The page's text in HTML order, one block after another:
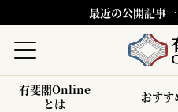
最近の公開記事
有斐閣Online
とは
おすす